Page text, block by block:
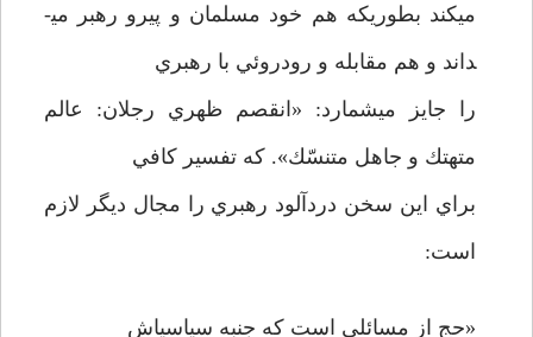
مي­كند بطوريكه هم خود مسلمان و پيرو رهبر مي­
داند و هم مقابله و رودروئي با رهبري
را جايز مي­شمارد: «انقصم ظهري رجلان: عالم
متهتك و جاهل متنسّك». كه تفسير كافي
براي اين سخن دردآلود رهبري را مجال ديگر لازم
است:
«حج از مسائلي است كه جنبه سياسي­اش